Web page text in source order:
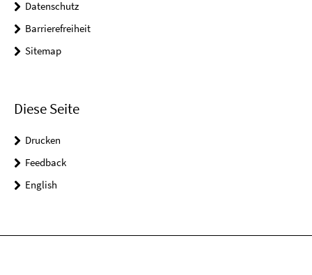
Datenschutz
Barrierefreiheit
Sitemap
Diese Seite
Drucken
Feedback
English